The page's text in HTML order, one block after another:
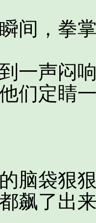
，拳掌
声闷响
们定睛
袋狠狠
飙了出